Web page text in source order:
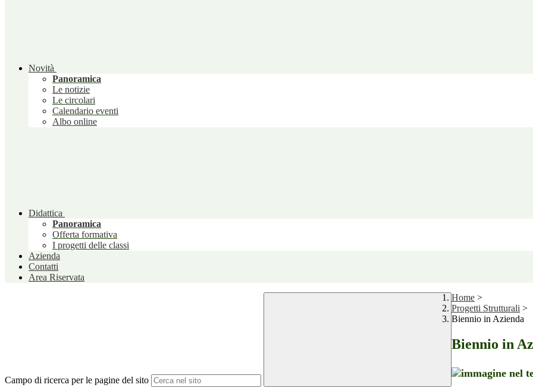
Novità
Panoramica
Le notizie
Le circolari
Calendario eventi
Albo online
Didattica
Panoramica
Offerta formativa
I progetti delle classi
Azienda
Contatti
Area Riservata
Campo di ricerca per le pagine del sito
Home >
Progetti Strutturali >
Biennio in Azienda
Biennio in